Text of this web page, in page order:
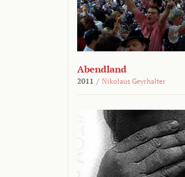
Abendland
2011 / Nikolaus Geyrhalter